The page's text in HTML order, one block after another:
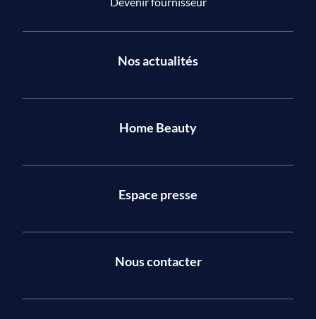
Nos actualités
Home Beauty
Espace presse
Nous contacter